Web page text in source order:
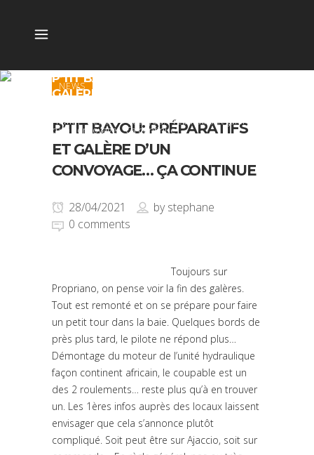
P’TIT BAYOU: PRÉPARATIFS ET
GALÈRE D’UN CONVOYAGE… ÇA
Home>news>P’tit Bayou: Préparatifs et galère
d’un convoyage… Ça continue
NEWS
P’TIT BAYOU: PRÉPARATIFS
ET GALÈRE D’UN
CONVOYAGE… ÇA CONTINUE
28/04/2021 bystephane
0 comments
Toujours sur
Propriano, on pense voir la fin des galères.
Tout est remonté et on se prépare pour faire
un petit tour dans la baie. Quelques bords de
près plus tard, le pilote ne répond plus…
Démontage du moteur de l’unité hydraulique
façon continent africain, le coupable est un
des 2 roulements… reste plus qu’à en trouver
un. Les 1ères infos auprès des locaux laissent
envisager que cela s’annonce plutôt
compliqué. Soit peut être sur Ajaccio, soit sur